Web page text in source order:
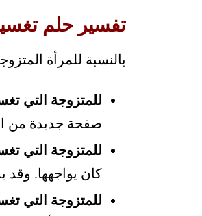
تفسير حلم
بالنسبة للمرأة
للمتزوجة التي
صفحة جديدة من
للمتزوجة التي
كان يواجهها. وقد
للمتزوجة التي